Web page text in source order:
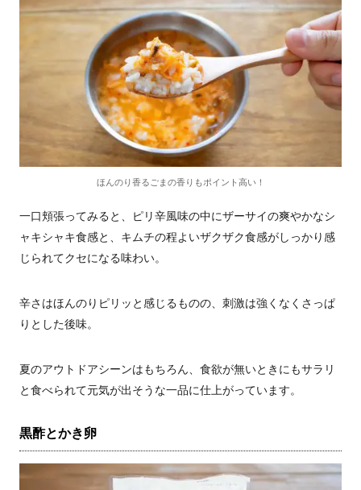
ほんのり香るごまの香りもポイント高い！
一口頬張ってみると、ピリ辛風味の中にザーサイの爽やかなシ
ャキシャキ食感と、キムチの程よいザクザク食感がしっかり感
じられてクセになる味わい。
辛さはほんのりピリッと感じるものの、刺激は強くなくさっぱ
りとした後味。
夏のアウトドアシーンはもちろん、食欲が無いときにもサラリ
と食べられて元気が出そうな一品に仕上がっています。
黒酢とかき卵